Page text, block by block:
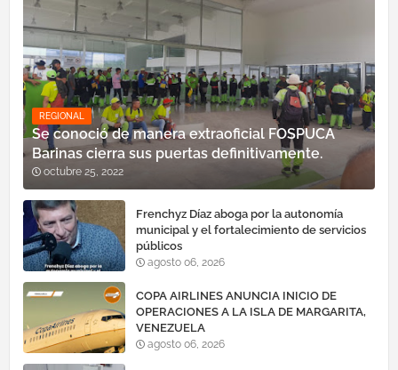
REGIONAL
Se conoció de manera extraoficial FOSPUCA
Barinas cierra sus puertas definitivamente.
octubre 25, 2022
Frenchyz Díaz aboga por la autonomía
municipal y el fortalecimiento de servicios
públicos
agosto 06, 2026
COPA AIRLINES ANUNCIA INICIO DE
OPERACIONES A LA ISLA DE MARGARITA,
VENEZUELA
agosto 06, 2026